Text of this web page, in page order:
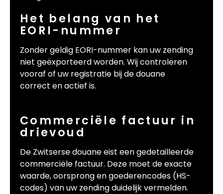
Het belang van het
EORI-nummer
Zonder geldig EORI-nummer kan uw zending
niet geëxporteerd worden. Wij controleren
vooraf of uw registratie bij de douane
correct en actief is.
Commerciële factuur in
drievoud
De Zwitserse douane eist een gedetailleerde
commerciële factuur. Deze moet de exacte
waarde, oorsprong en goederencodes (HS-
codes) van uw zending duidelijk vermelden.